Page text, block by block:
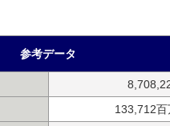
参考データ
133,712百